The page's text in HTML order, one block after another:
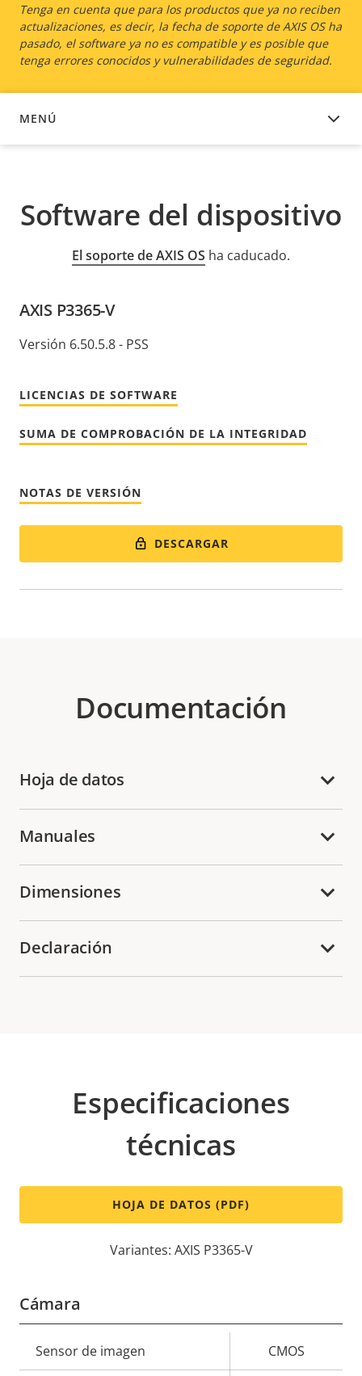
Tenga en cuenta que para los productos que ya no reciben
actualizaciones, es decir, la fecha de soporte de AXIS OS ha
pasado, el software ya no es compatible y es posible que
tenga errores conocidos y vulnerabilidades de seguridad.
MENÚ
SOFTWARE DEL DISPOSITIVO
Software del dispositivo
El soporte de AXIS OS ha caducado.
AXIS P3365-V
Versión 6.50.5.8 - PSS
LICENCIAS DE SOFTWARE
SUMA DE COMPROBACIÓN DE LA INTEGRIDAD
NOTAS DE VERSIÓN
DESCARGAR
Documentación
Hoja de datos
Manuales
Dimensiones
Declaración
Especificaciones
técnicas
HOJA DE DATOS (PDF)
Variantes: AXIS P3365-V
Cámara
Descripción
de
la
Sensor de imagen CMOS